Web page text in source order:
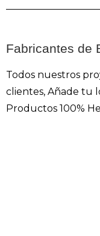
Fabricantes de
Todos nuestros
clientes, Añade tu
Productos 100%